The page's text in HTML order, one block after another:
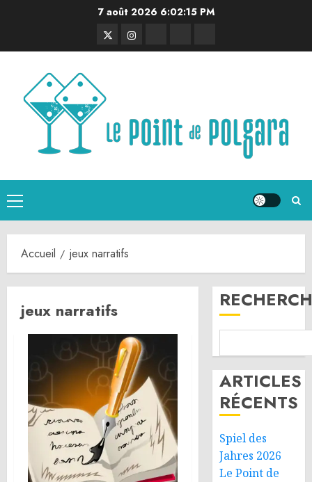
7 août 2026 6:02:16 PM
TwitterInstagram
Menu
principal
Accueil jeux narratifs
jeux narratifs
ARTICLES
RÉCENTS
Spiel des
Jahres 2026
Le Point de